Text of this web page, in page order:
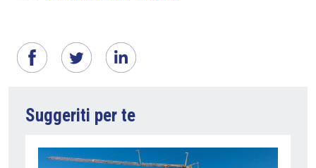
Suggeriti per te